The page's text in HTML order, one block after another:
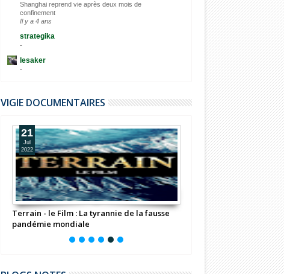
Shanghai reprend vie après deux mois de
confinement
Il y a 4 ans
strategika
-
lesaker
-
VIGIE DOCUMENTAIRES
Terrain - le Film : La tyrannie de la fausse
pandémie mondiale
21
Jul
2022
Fondation Bill Gates :
(Documentaire)
11
Jul
2022